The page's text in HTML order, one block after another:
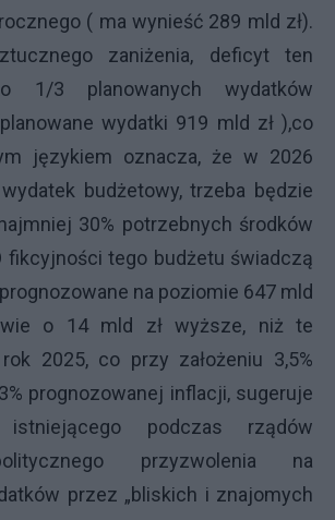
( ma wynieść 289 mld zł).
zaniżenia, deficyt ten
1/3 planowanych wydatków
wydatki 919 mld zł ),co
językiem oznacza, że w 2026
budżetowy, trzeba będzie
30% potrzebnych środków
fikcyjności tego budżetu świadczą
na poziomie 647 mld
o 14 mld zł wyższe, niż te
2025, co przy założeniu 3,5%
prognozowanej inflacji, sugeruje
istniejącego podczas rządów
przyzwolenia na
przez „bliskich i znajomych